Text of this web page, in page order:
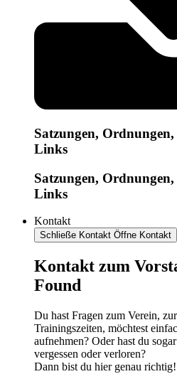
Satzungen,
Links
Satzungen,
Links
Kontakt
Schließe Kontakt Öffne Kontakt
Kontakt zum
Found
Du hast Fragen zum Verein,
Trainingszeiten, möchtest
aufnehmen? Oder hast du
vergessen oder verloren?
Dann bist du hier genau richtig!